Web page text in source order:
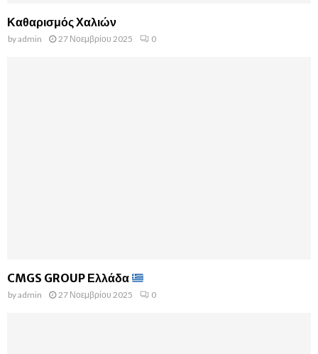
Καθαρισμός Χαλιών
byadmin 27 Νοεμβρίου 2025 0
CMGS GROUP Ελλάδα
byadmin 27 Νοεμβρίου 2025 0